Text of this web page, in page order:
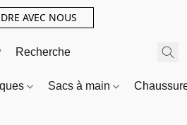
AVEC NOUS
Sacs à main